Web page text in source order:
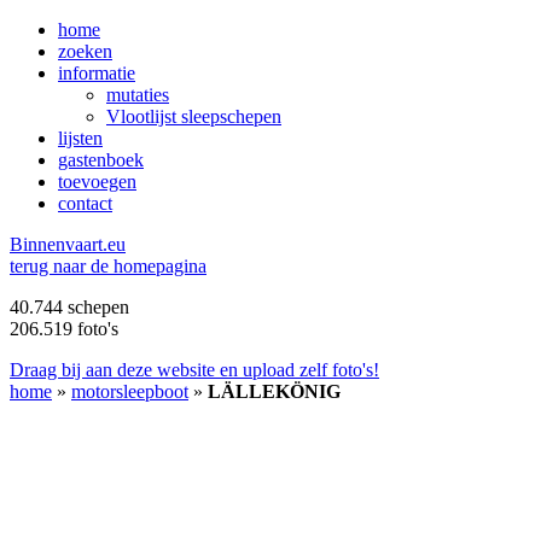
home
zoeken
informatie
mutaties
Vlootlijst sleepschepen
lijsten
gastenboek
toevoegen
contact
Binnenvaart.eu
terug naar de homepagina
40.744 schepen
206.519 foto's
Draag bij aan deze website en upload zelf foto's!
home » motorsleepboot » LÄLLEKÖNIG